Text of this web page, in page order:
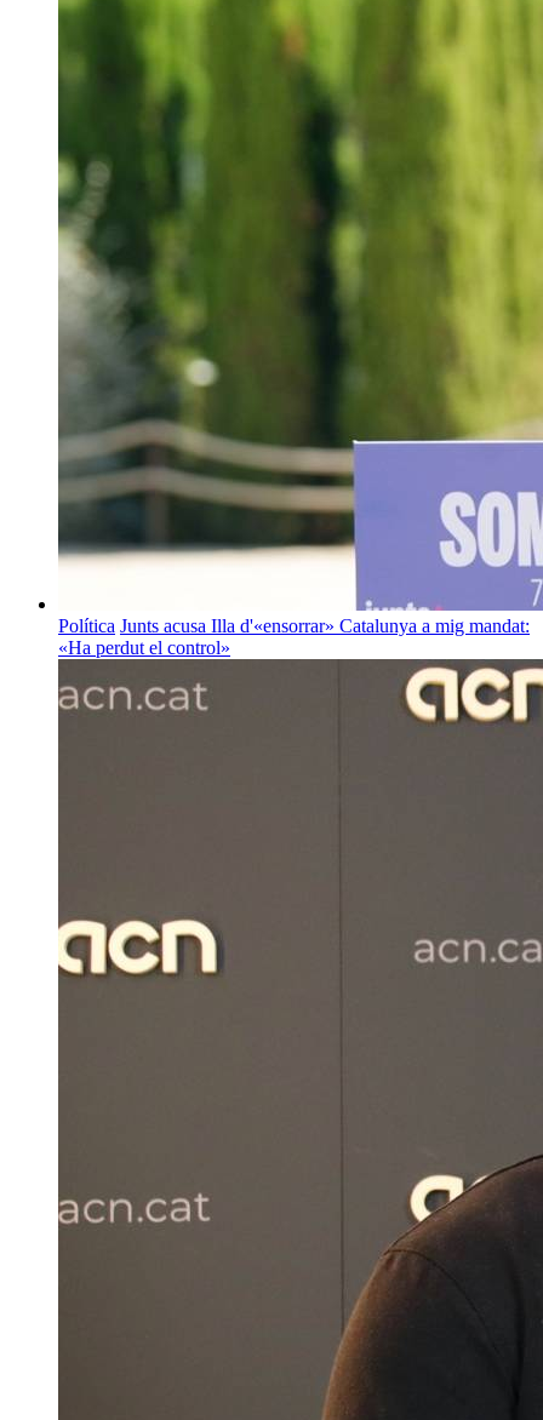
Política Junts acusa Illa d'«ensorrar» Catalunya a mig mandat:
«Ha perdut el control»